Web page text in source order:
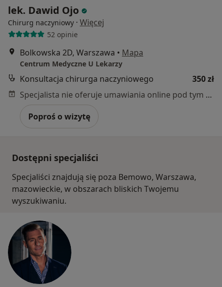
lek. Dawid Ojo
Chirurg naczyniowy · Więcej
52 opinie
Bolkowska 2D, Warszawa • Mapa
Centrum Medyczne U Lekarzy
Konsultacja chirurga naczyniowego
350 zł
Specjalista nie oferuje umawiania online pod tym adresem.
Poproś o wizytę
Dostępni specjaliści
Specjaliści znajdują się poza Bemowo, Warszawa,
mazowieckie, w obszarach bliskich Twojemu
wyszukiwaniu.